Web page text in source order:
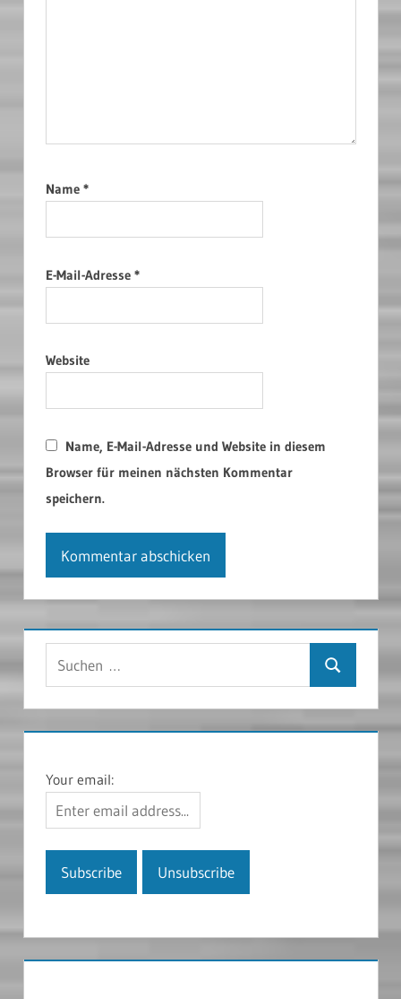
Name *
E-Mail-Adresse *
Website
Name, E-Mail-Adresse und Website in diesem
Browser für meinen nächsten Kommentar
speichern.
Suchen
Your email: